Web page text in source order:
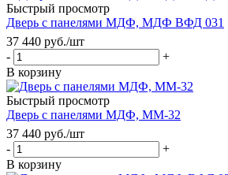
Быстрый просмотр
Дверь с панелями МДФ, МДФ ВФД 031
37 440 руб./шт
-
+
В корзину
Быстрый просмотр
Дверь с панелями МДФ, ММ-32
37 440 руб./шт
-
+
В корзину